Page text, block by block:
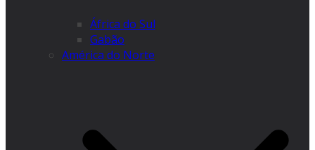
África do Sul
Gabão
América do Norte